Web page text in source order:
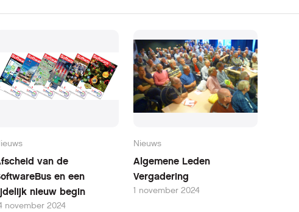
van de
en een
nieuw begin
november 2024
Nieuws
Algemene Leden
Vergadering
1 november 2024